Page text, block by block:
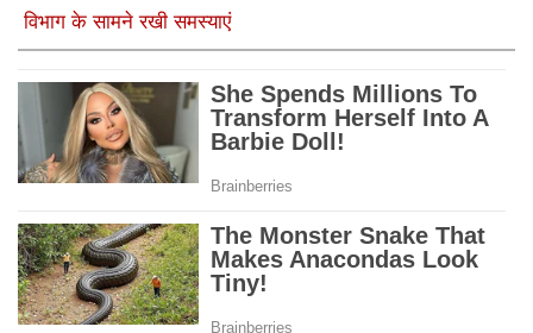
विभाग के सामने रखी समस्याएं